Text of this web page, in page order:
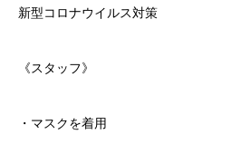
新型コロナウイルス対策
《スタッフ》
・マスクを着用